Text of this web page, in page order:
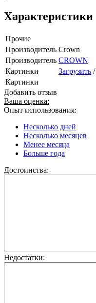
Характеристики
Прочие
Производитель Crown
Производитель CROWN
Картинки
Загрузить /
Картинки
Добавить отзыв
Ваша оценка:
Опыт использования:
Несколько дней
Несколько месяцев
Менее месяца
Больше года
Достоинства:
Недостатки: